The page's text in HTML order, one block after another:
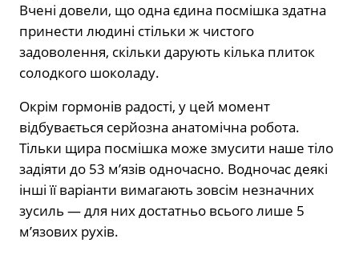
Вчені довели, що одна єдина посмішка здатна
принести людині стільки ж чистого
задоволення, скільки дарують кілька плиток
солодкого шоколаду.
Окрім гормонів радості, у цей момент
відбувається серйозна анатомічна робота.
Тільки щира посмішка може змусити наше тіло
задіяти до 53 м’язів одночасно. Водночас деякі
інші її варіанти вимагають зовсім незначних
зусиль — для них достатньо всього лише 5
м’язових рухів.